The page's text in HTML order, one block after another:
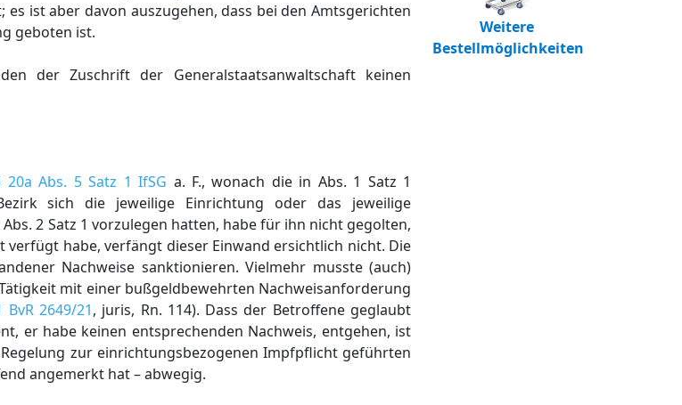
ist aber davon auszugehen, dass bei den Amtsgerichten
geboten ist.
der Zuschrift der Generalstaatsanwaltschaft keinen
20a Abs. 5 Satz 1 IfSG a. F., wonach die in Abs. 1 Satz 1
sich die jeweilige Einrichtung oder das jeweilige
2 Satz 1 vorzulegen hatten, habe für ihn nicht gegolten,
habe, verfängt dieser Einwand ersichtlich nicht. Die
Nachweise sanktionieren. Vielmehr musste (auch)
mit einer bußgeldbewehrten Nachweisanforderung
BvR 2649/21, juris, Rn. 114). Dass der Betroffene geglaubt
er habe keinen entsprechenden Nachweis, entgehen, ist
zur einrichtungsbezogenen Impfpflicht geführten
angemerkt hat – abwegig.
Weitere
Bestellmöglichkeiten